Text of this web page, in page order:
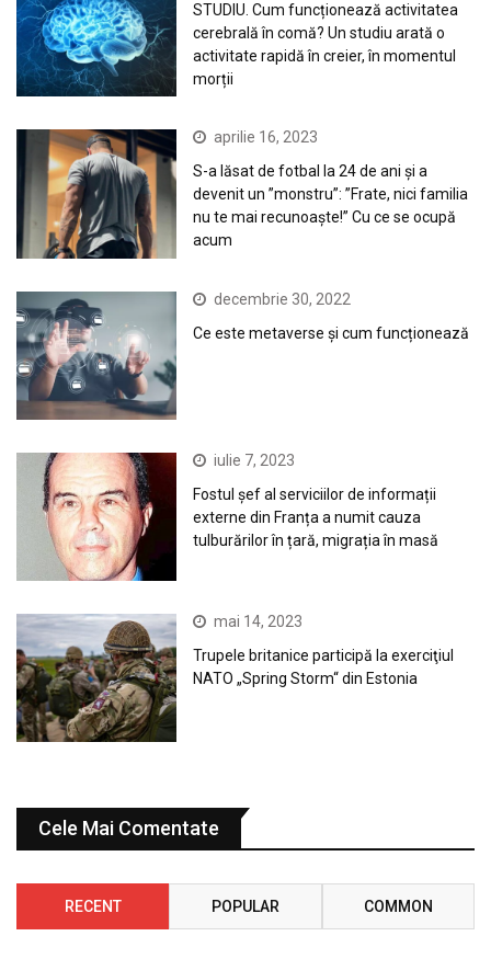
STUDIU. Cum funcționează activitatea
cerebrală în comă? Un studiu arată o
activitate rapidă în creier, în momentul
morții
aprilie 16, 2023
S-a lăsat de fotbal la 24 de ani și a
devenit un ”monstru”: ”Frate, nici familia
nu te mai recunoaște!” Cu ce se ocupă
acum
decembrie 30, 2022
Ce este metaverse și cum funcționează
iulie 7, 2023
Fostul șef al serviciilor de informații
externe din Franța a numit cauza
tulburărilor în țară, migrația în masă
mai 14, 2023
Trupele britanice participă la exerciţiul
NATO „Spring Storm“ din Estonia
Cele Mai Comentate
RECENT POPULAR COMMON